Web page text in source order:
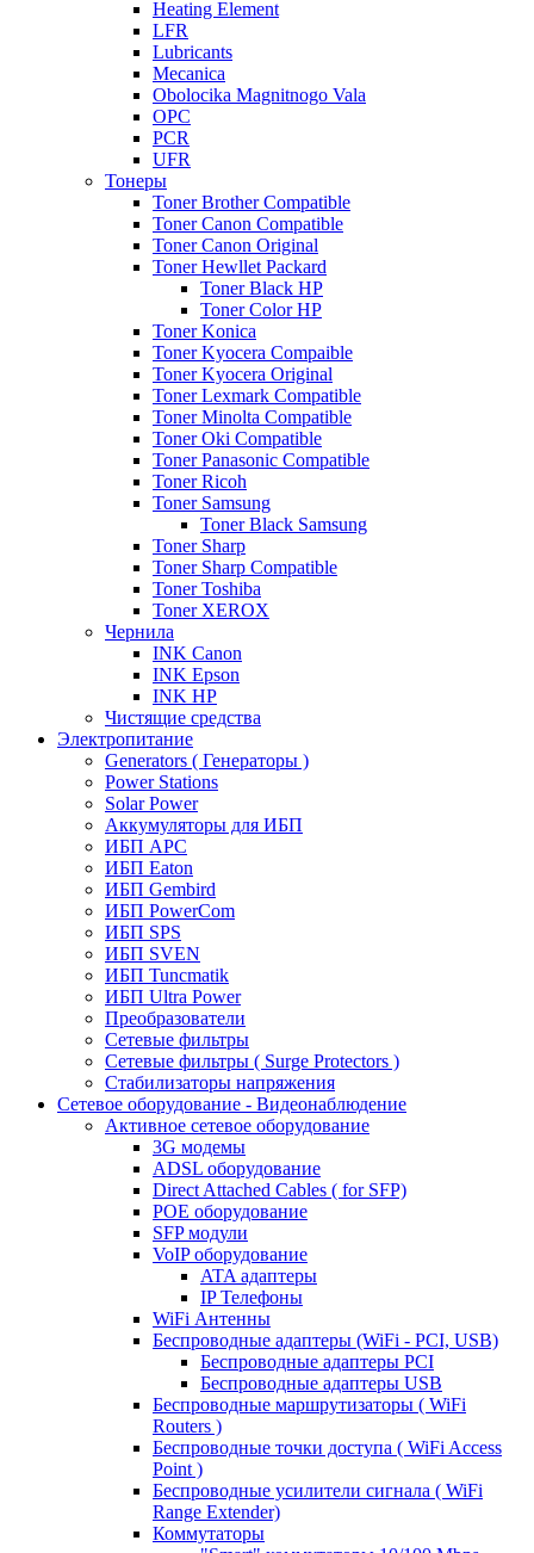
Heating Element
LFR
Lubricants
Mecanica
Obolocika Magnitnogo Vala
OPC
PCR
UFR
Тонеры
Toner Brother Compatible
Toner Canon Compatible
Toner Canon Original
Toner Hewllet Packard
Toner Black HP
Toner Color HP
Toner Konica
Toner Kyocera Compaible
Toner Kyocera Original
Toner Lexmark Compatible
Toner Minolta Compatible
Toner Oki Compatible
Toner Panasonic Compatible
Toner Ricoh
Toner Samsung
Toner Black Samsung
Toner Sharp
Toner Sharp Compatible
Toner Toshiba
Toner XEROX
Чернила
INK Canon
INK Epson
INK HP
Чистящие средства
Электропитание
Generators ( Генераторы )
Power Stations
Solar Power
Аккумуляторы для ИБП
ИБП APC
ИБП Eaton
ИБП Gembird
ИБП PowerCom
ИБП SPS
ИБП SVEN
ИБП Tuncmatik
ИБП Ultra Power
Преобразователи
Сетевые фильтры
Сетевые фильтры ( Surge Protectors )
Стабилизаторы напряжения
Сетевое оборудование - Видеонаблюдение
Активное сетевое оборудование
3G модемы
ADSL оборудование
Direct Attached Cables ( for SFP)
POE оборудование
SFP модули
VoIP оборудование
ATA адаптеры
IP Телефоны
WiFi Антенны
Беспроводные адаптеры (WiFi - PCI, USB)
Беспроводные адаптеры PCI
Беспроводные адаптеры USB
Беспроводные маршрутизаторы ( WiFi
Routers )
Беспроводные точки доступа ( WiFi Access
Point )
Беспроводные усилители сигнала ( WiFi
Range Extender)
Коммутаторы